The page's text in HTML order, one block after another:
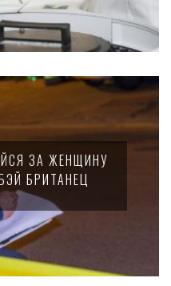
ЗА ЖЕНЩИНУ
БРИТАНЕЦ